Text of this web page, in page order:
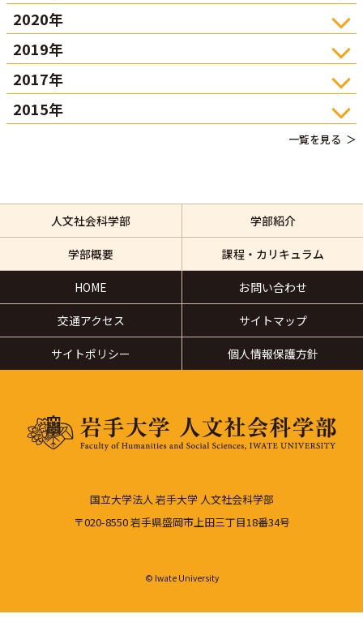
2020年
2019年
2017年
2015年
一覧を見る
人文社会科学部 学部紹介
学部概要 課程・カリキュラム
HOME お問い合わせ
交通アクセス サイトマップ
サイトポリシー 個人情報保護方針
国立大学法人 岩手大学 人文社会科学部
〒020-8550 岩手県盛岡市上田三丁目18番34号
© Iwate University